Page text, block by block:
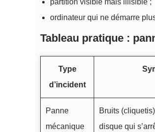
partition visible mais illisible ;
ordinateur qui ne démarre
Tableau pratique :
Type
d’incident
Panne
mécanique
Bruits
disque qui